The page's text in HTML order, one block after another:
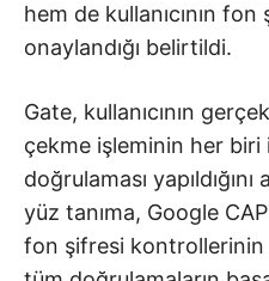
hem de kullanıcının
onaylandığı belirtildi.
Gate, kullanıcının
çekme işleminin her biri
doğrulaması
yüz tanıma, Google
fon şifresi kontrollerinin